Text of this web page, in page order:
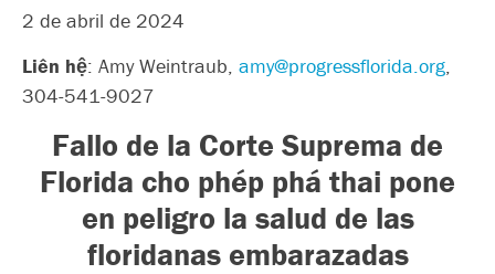
2 de abril de 2024
Liên hệ: Amy Weintraub, amy@progressflorida.org,
304-541-9027
Fallo de la Corte Suprema de
Florida cho phép phá thai pone
en peligro la salud de las
floridanas embarazadas